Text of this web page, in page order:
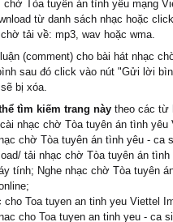
chờ Tòa tuyên án tình yêu mạng
từ danh sách nhạc hoặc
tải về: mp3, wav hoặc wma.
(comment) cho bài hát nhạc
sau đó click vào nút "Gửi lời
bị xóa.
tìm kiếm trang này theo các từ
nhạc chờ Tòa tuyên án tình
chờ Tòa tuyên án tình yêu - ca
tải nhạc chờ Tòa tuyên án
tính; Nghe nhạc chờ Tòa tuyên
cho Toa tuyen an tinh yeu Viettel
cho Toa tuyen an tinh yeu - ca